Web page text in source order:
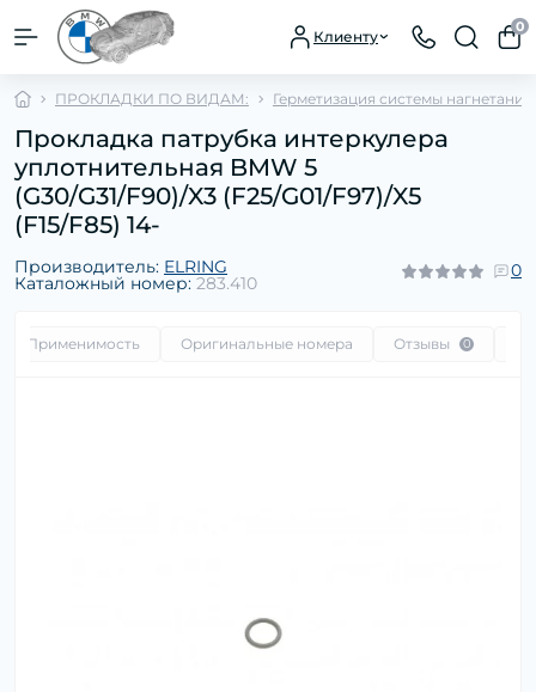
Клиенту
0
ПРОКЛАДКИ ПО ВИДАМ: Герметизация системы нагнетания
Прокладка патрубка интеркулера
уплотнительная BMW 5
(G30/G31/F90)/X3 (F25/G01/F97)/X5
(F15/F85) 14-
Производитель: ELRING
Каталожный номер: 283.410
0
Применимость Оригинальные номера Отзывы 0